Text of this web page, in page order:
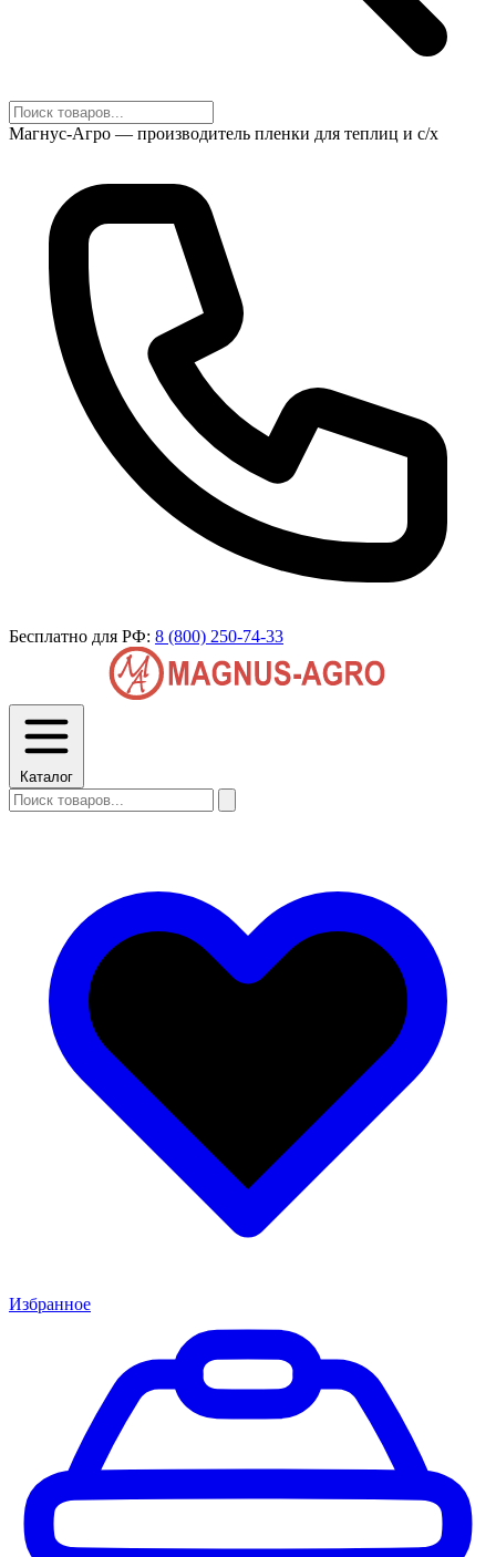
Магнус-Агро — производитель пленки для теплиц и с/х
Бесплатно для РФ: 8 (800) 250-74-33
Каталог
Избранное